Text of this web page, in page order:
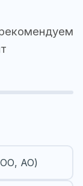
АО)